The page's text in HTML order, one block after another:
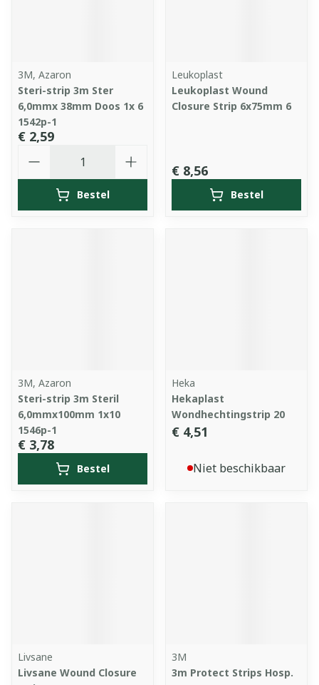
3M, Azaron
Steri-strip 3m Ster
6,0mmx 38mm Doos 1x 6
1542p-1
€ 2,59
Bestel
Leukoplast
Leukoplast Wound
Closure Strip 6x75mm 6
€ 8,56
Bestel
3M, Azaron
Steri-strip 3m Steril
6,0mmx100mm 1x10
1546p-1
€ 3,78
Bestel
Heka
Hekaplast
Wondhechtingstrip 20
€ 4,51
Niet beschikbaar
Livsane
Livsane Wound Closure
3M
3m Protect Strips Hosp.